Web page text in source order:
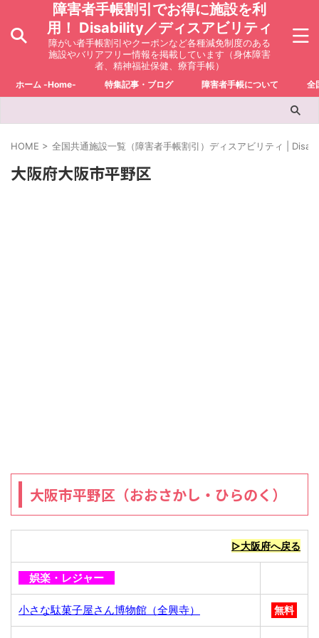
障害者手帳割引でお得に施設を利
用！ Disability／ディスアビリティ
障がい者手帳割引やクーポンなど各種減免制度のある
施設やバリアフリー情報を掲載しています（身体障害
者、精神福祉保健、療育手帳）
ホーム -Home- 特集記事・ブログ 障害者手帳について 全
HOME > 全国共通施設一覧（障害者手帳割引）ディスアビリティ |
大阪府大阪市平野区
大阪市平野区（おおさかし・ひらのく）
▷大阪府へ戻る
娯楽・レジャー
小さな駄菓子屋さん博物館（全興寺） 無料